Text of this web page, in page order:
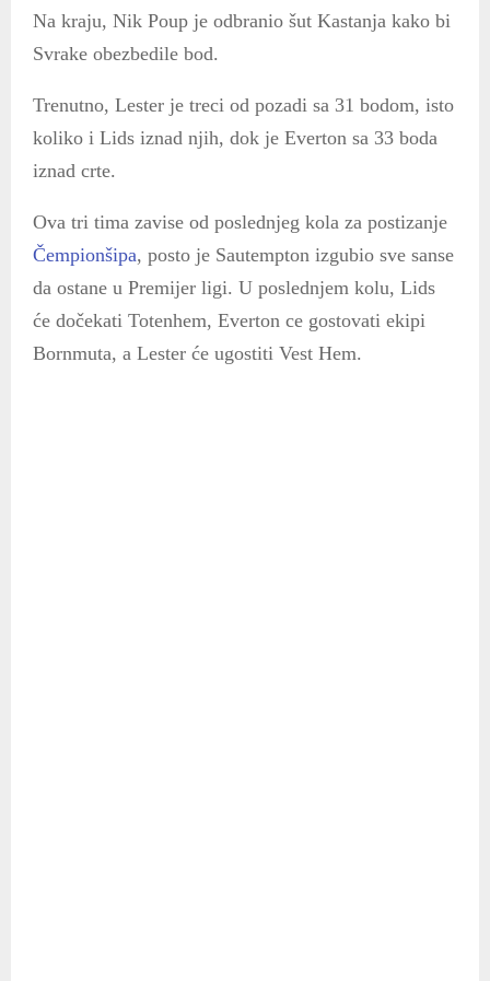
Na kraju, Nik Poup je odbranio šut Kastanja kako bi
Svrake obezbedile bod.
Trenutno, Lester je treci od pozadi sa 31 bodom, isto
koliko i Lids iznad njih, dok je Everton sa 33 boda
iznad crte.
Ova tri tima zavise od poslednjeg kola za postizanje
Čempionšipa, posto je Sautempton izgubio sve sanse
da ostane u Premijer ligi. U poslednjem kolu, Lids
će dočekati Totenhem, Everton ce gostovati ekipi
Bornmuta, a Lester će ugostiti Vest Hem.